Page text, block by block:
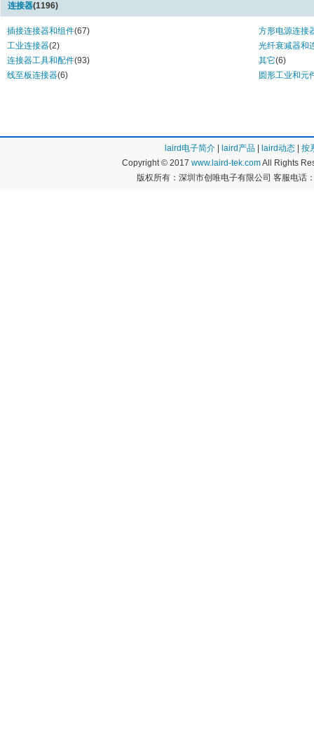
连接器(1196)
插接连接器和组件(67)
方形电源连接
工业连接器(2)
光纤衰减器和
连接器工具和配件(93) 其它(6)
线至板连接器(6) 圆形工业和元
laird电子简介 laird产品 laird动态
按
Copyright © 2017 www.laird-tek.comAll Rights
版权所有：深圳市创唯电子有限公司 客服电话